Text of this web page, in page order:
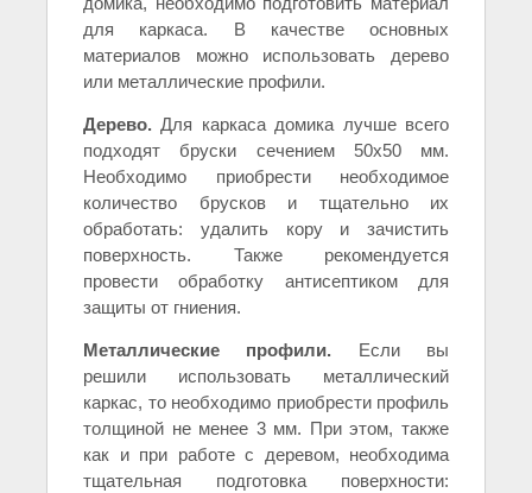
для каркаса. В качестве основных
материалов можно использовать дерево
или металлические профили.
Дерево. Для каркаса домика лучше всего
подходят бруски сечением 50х50 мм.
Необходимо приобрести необходимое
количество брусков и тщательно их
обработать: удалить кору и зачистить
поверхность. Также рекомендуется
провести обработку антисептиком для
защиты от гниения.
Металлические профили. Если вы
решили использовать металлический
каркас, то необходимо приобрести профиль
толщиной не менее 3 мм. При этом, также
как и при работе с деревом, необходима
тщательная подготовка поверхности: